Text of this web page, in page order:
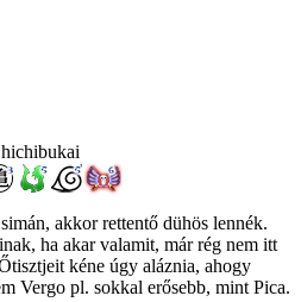
akkor rettentő dühös lennék.
ha akar valamit, már rég nem itt
kéne úgy aláznia, ahogy
Vergo pl. sokkal erősebb, mint Pica.